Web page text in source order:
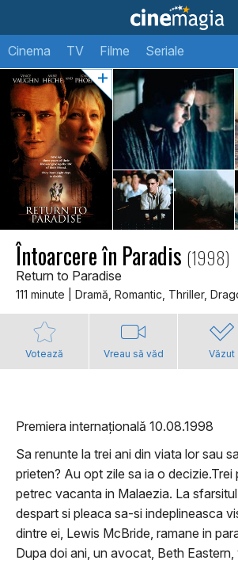
Cinema TV Filme Seriale
Întoarcere în Paradis (1998)
Return to Paradise
111 minute | Dramă, Romantic, Thriller,
Votează Vreau să văd Văzut
Premiera internațională 10.08.1998
Sa renunte la trei ani din viata lor sau
prieten? Au opt zile sa ia o decizie.Trei
petrec vacanta in Malaezia. La
despart si pleaca sa-si indeplineasca
dintre ei, Lewis McBride, ramane in
Dupa doi ani, un avocat, Beth